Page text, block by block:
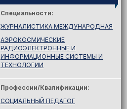
Специальности:
ЖУРНАЛИСТИКА МЕЖДУНАРОДНАЯ
АЭРОКОСМИЧЕСКИЕ
РАДИОЭЛЕКТРОННЫЕ И
ИНФОРМАЦИОННЫЕ СИСТЕМЫ И
ТЕХНОЛОГИИ
Профессии/Квалификации:
СОЦИАЛЬНЫЙ ПЕДАГОГ